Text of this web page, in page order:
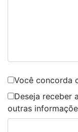
Você concorda
Deseja receber
outras